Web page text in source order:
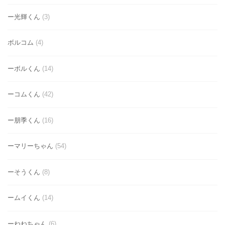
ー光輝くん (3)
ボルコム (4)
ーボルくん (14)
ーコムくん (42)
ー朋季くん (16)
ーマリーちゃん (54)
ーそうくん (8)
ームイくん (14)